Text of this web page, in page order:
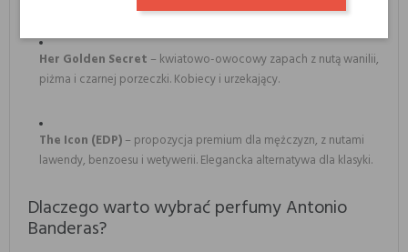
Her Golden Secret – kwiatowo-owocowy zapach z nutą wanilii,
piżma i czarnej porzeczki. Kobiecy i urzekający.
The Icon (EDP)– propozycja premium dla mężczyzn, z nutami
lawendy, benzoesu i wetywerii. Elegancka alternatywa dla klasyki.
Dlaczego warto wybrać perfumy Antonio
Banderas?